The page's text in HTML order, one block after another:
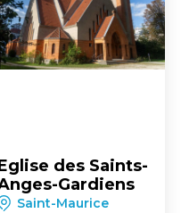
des Saints-
Gardiens
Saint-Maurice